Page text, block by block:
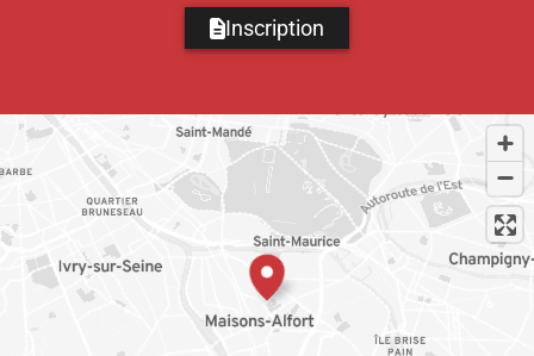
Inscription